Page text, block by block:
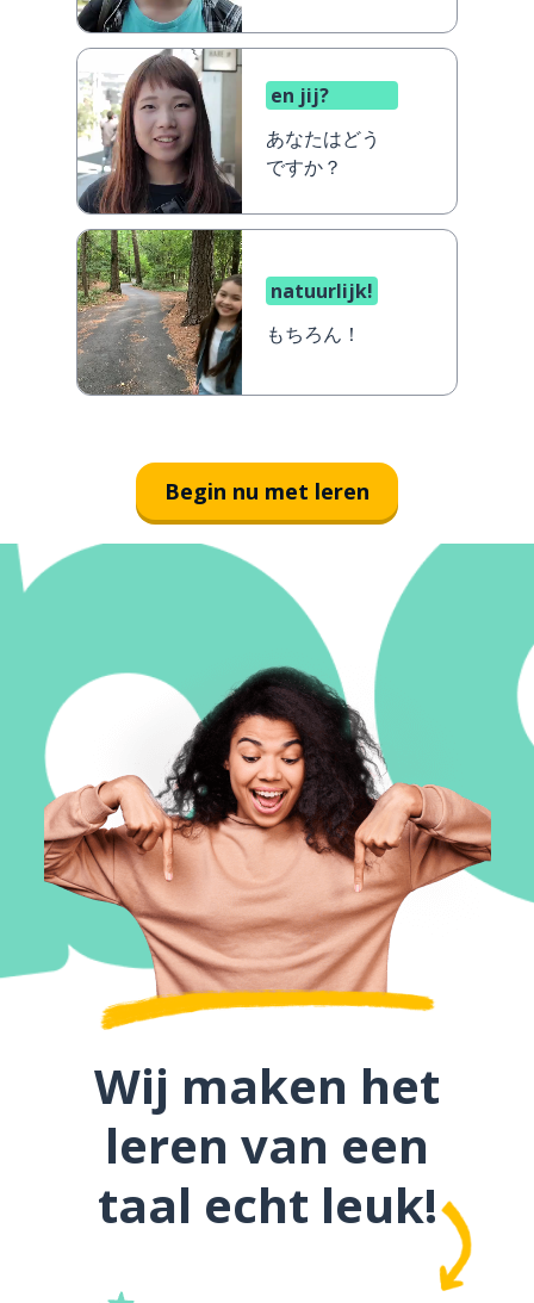
en jij?
あなたはどう
ですか？
natuurlijk!
もちろん！
Begin nu met leren
Wij maken het
leren van een
taal echt leuk!